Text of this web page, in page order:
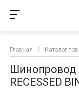
Главная / Каталог
Шинопровод
RECESSED